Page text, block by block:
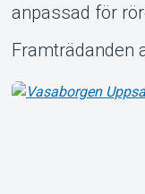
anpassad för
Framträdanden